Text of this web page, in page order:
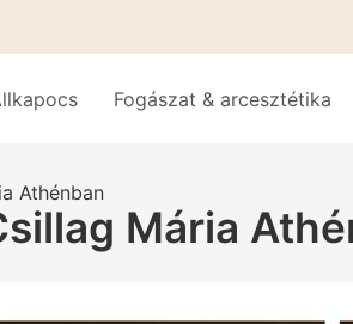
Fogászat & arcesztétika
Athénban
Mária